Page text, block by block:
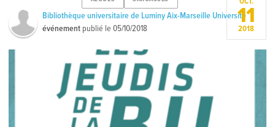
Bibliothèque universitaire de Luminy Aix-Marseille Université
événement publié le05/10/2018 11
2018